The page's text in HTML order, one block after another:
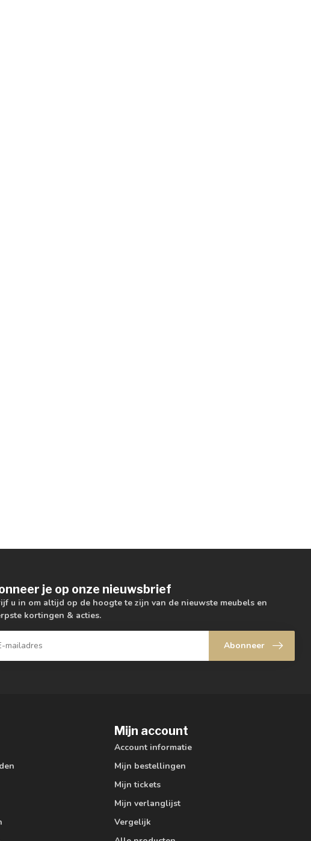
je op onze nieuwsbrief
u in om altijd op de hoogte te zijn van de nieuwste meubels en
kortingen & acties.
Abonneer
Mijn account
Account informatie
Mijn bestellingen
Mijn tickets
Mijn verlanglijst
Vergelijk